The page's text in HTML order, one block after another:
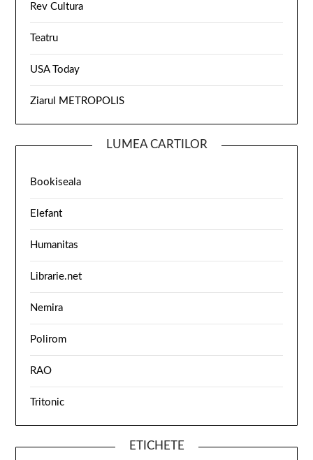
Rev Cultura
Teatru
USA Today
Ziarul METROPOLIS
LUMEA CARTILOR
Bookiseala
Elefant
Humanitas
Librarie.net
Nemira
Polirom
RAO
Tritonic
ETICHETE